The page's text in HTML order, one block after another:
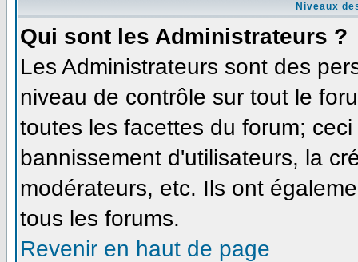
Niveaux
Qui sont les Administrateurs ?
Les Administrateurs sont des
niveau de contrôle sur tout le
toutes les facettes du forum;
bannissement d'utilisateurs, la
modérateurs, etc. Ils ont
tous les forums.
Revenir en haut de page